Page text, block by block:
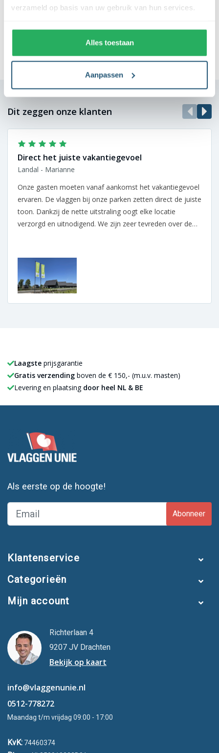
verzameld op basis van uw gebruik van hun services.
Alles toestaan
Aanpassen
Adviesprijs:€11,50
5 »
Dit zeggen onze klanten
Direct het juiste vakantiegevoel
Landal - Marianne
Onze gasten moeten vanaf aankomst het vakantiegevoel
ervaren. De vlaggen bij onze parken zetten direct de juiste
toon. Dankzij de nette uitstraling oogt elke locatie
verzorgd en uitnodigend. We zijn zeer tevreden over de
Laagste prijsgarantie
Gratis verzending boven de € 150,- (m.u.v. masten)
Levering en plaatsing door heel NL & BE
Als eerste op de hoogte!
Abonneer
Klantenservice
Categorieën
Mijn account
Richterlaan 4
9207 JV Drachten
Bekijk op kaart
info@vlaggenunie.nl
0512-778272
Maandag t/m vrijdag 09:00 - 17:00
KvK: 74460374